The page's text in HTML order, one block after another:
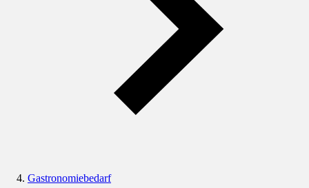
Gastronomiebedarf